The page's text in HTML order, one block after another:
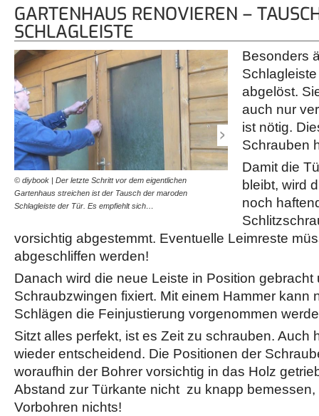
GARTENHAUS RENOVIEREN –
SCHLAGLEISTE
© diybook | Der letzte Schritt vor dem eigentlichen
Gartenhaus streichen ist der Tausch der maroden
Schlagleiste der Tür. Es empfiehlt sich…
© diybook | Statt Leim
komfortabel zu
einmal grob positioniert…
Besonders
abgelöst.
auch nur
ist nötig.
Schrauben
Damit die
bleibt, wird
noch
vorsichtig abgestemmt. Eventuelle Leimreste
abgeschliffen werden!
Danach wird die neue Leiste in Position gebracht
Schraubzwingen fixiert. Mit einem Hammer kann
Schlägen die Feinjustierung vorgenommen
Sitzt alles perfekt, ist es Zeit zu schrauben. Auch
wieder entscheidend. Die Positionen der
woraufhin der Bohrer vorsichtig in das Holz
Abstand zur Türkante nicht zu knapp bemessen,
Vorbohren nichts!